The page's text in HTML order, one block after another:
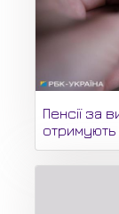
Пенсії за
отримують